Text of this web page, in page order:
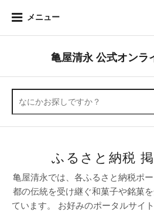
メニュー
亀屋清永 公式オンラ
ふるさと納税
亀屋清永では、各ふるさと納税ポ
都の伝統を受け継ぐ和菓子や銘菓
ています。 お好みのポータルサイ